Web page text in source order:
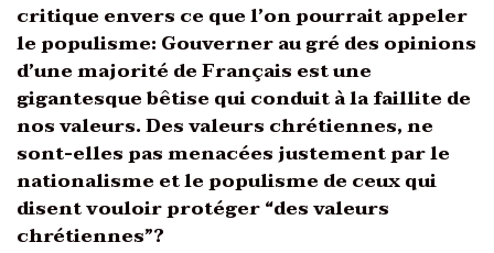
critique envers ce que l’on pourrait appeler
le populisme: Gouverner au gré des opinions
d’une majorité de Français est une
gigantesque bêtise qui conduit à la faillite de
nos valeurs. Des valeurs chrétiennes, ne
sont-elles pas menacées justement par le
nationalisme et le populisme de ceux qui
disent vouloir protéger “des valeurs
chrétiennes”?